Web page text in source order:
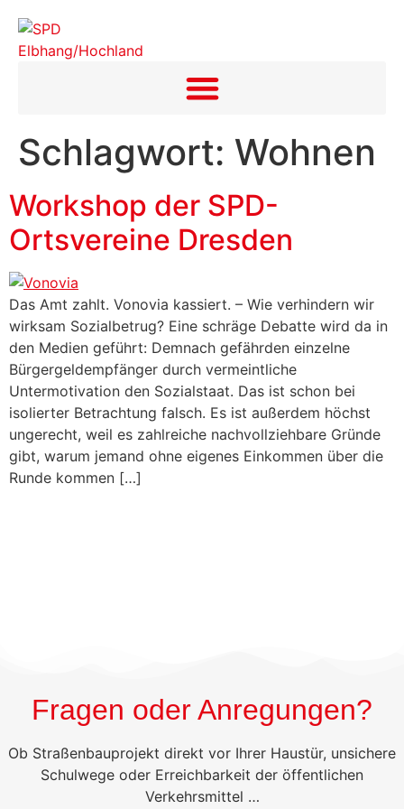
springen
Schlagwort: Wohnen
Workshop der SPD-
Ortsvereine Dresden
Das Amt zahlt. Vonovia kassiert. – Wie verhindern wir
wirksam Sozialbetrug? Eine schräge Debatte wird da in
den Medien geführt: Demnach gefährden einzelne
Bürgergeldempfänger durch vermeintliche
Untermotivation den Sozialstaat. Das ist schon bei
isolierter Betrachtung falsch. Es ist außerdem höchst
ungerecht, weil es zahlreiche nachvollziehbare Gründe
gibt, warum jemand ohne eigenes Einkommen über die
Runde kommen […]
Fragen oder Anregungen?
Ob Straßenbauprojekt direkt vor Ihrer Haustür, unsichere
Schulwege oder Erreichbarkeit der öffentlichen
Verkehrsmittel …